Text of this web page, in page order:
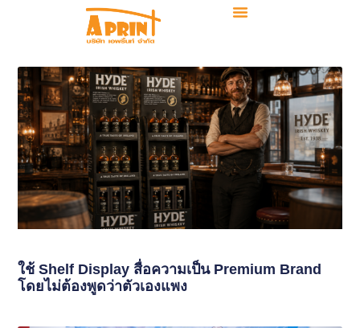
ใช้ Shelf Display สื่อความเป็น Premium Brand
โดยไม่ต้องพูดว่าตัวเองแพง